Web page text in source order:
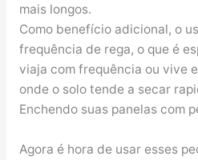
mais longos.
Como benefício adicional, o
frequência de rega, o que é
viaja com frequência ou vive
onde o solo tende a secar
Enchendo suas panelas com
Agora é hora de usar esses